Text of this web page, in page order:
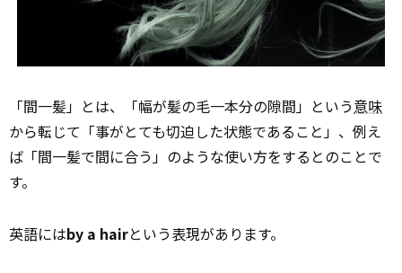
「間一髪」とは、「幅が髪の毛一本分の隙間」という意味
から転じて「事がとても切迫した状態であること」、例え
ば「間一髪で間に合う」のような使い方をするとのことで
す。
英語にはby a hairという表現があります。